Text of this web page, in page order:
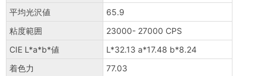
平均光沢値
65.9
粘度範囲
23000- 27000 CPS
CIE L*a*b*値
L*32.13 a*17.48 b*8.24
着色力
77.03